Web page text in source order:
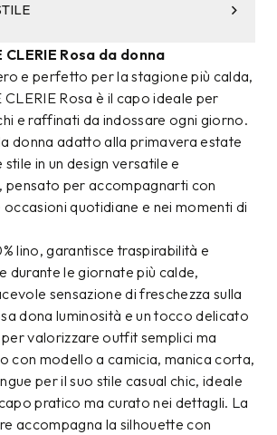
Rosa da donna
e perfetto per la stagione più calda,
CLERIE Rosa è il capo ideale per
e raffinati da indossare ogni giorno.
donna adatto alla primavera estate
in un design versatile e
per accompagnarti con
occasioni quotidiane e nei momenti di
lino, garantisce traspirabilità e
durante le giornate più calde,
sensazione di freschezza sulla
dona luminosità e un tocco delicato
valorizzare outfit semplici ma
con modello a camicia, manica corta,
per il suo stile casual chic, ideale
pratico ma curato nei dettagli. La
accompagna la silhouette con